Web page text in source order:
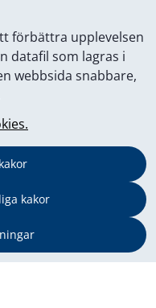
förbättra upplevelsen
datafil som lagras i
webbsida snabbare,
kakor